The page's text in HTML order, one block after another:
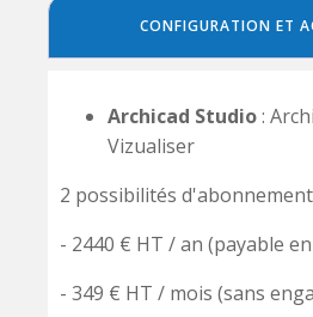
CONFIGURATION ET
Archicad Studio:
Vizualiser
2 possibilités
- 2440 € HT / an (payable
- 349 € HT / mois (sans